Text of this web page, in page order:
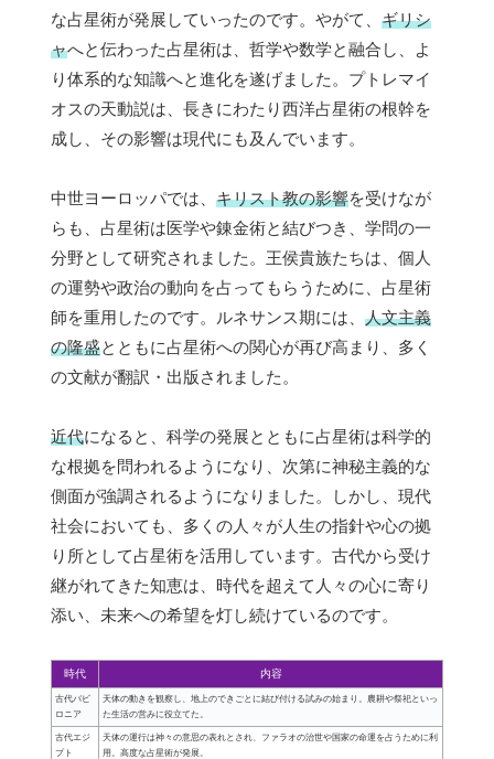
な占星術が発展していったのです。やがて、 ギリシ
ャへと伝わった占星術は、哲学や数学と融合し、よ
り体系的な知識へと進化を遂げました。プトレマイ
オスの天動説は、長きにわたり西洋占星術の根幹を
成し、その影響は現代にも及んでいます。
中世ヨーロッパでは、 キリスト教の影響を受けなが
らも、占星術は医学や錬金術と結びつき、学問の一
分野として研究されました。王侯貴族たちは、個人
の運勢や政治の動向を占ってもらうために、占星術
師を重用したのです。ルネサンス期には、 人文主義
の隆盛とともに占星術への関心が再び高まり、多く
の文献が翻訳・出版されました。
近代になると、科学の発展とともに占星術は科学的
な根拠を問われるようになり、次第に神秘主義的な
側面が強調されるようになりました。しかし、現代
社会においても、多くの人々が人生の指針や心の拠
り所として占星術を活用しています。古代から受け
継がれてきた知恵は、時代を超えて人々の心に寄り
添い、未来への希望を灯し続けているのです。
時代 内容
古代バビ
ロニア
天体の動きを観察し、地上のできごとに結び付ける試みの始まり。農耕や祭祀といっ
た生活の営みに役立てた。
古代エジ
プト
天体の運行は神々の意思の表れとされ、ファラオの治世や国家の命運を占うために利
用。高度な占星術が発展。